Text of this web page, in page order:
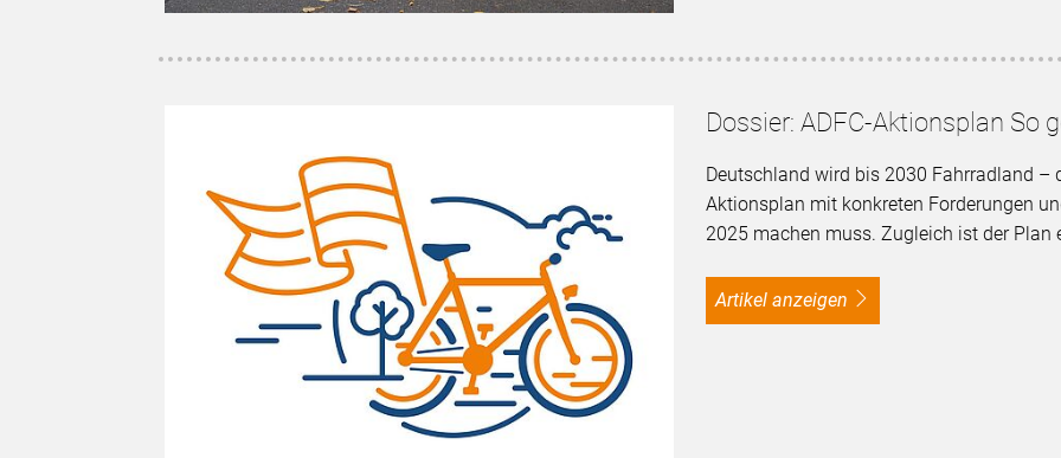
Dossier: ADFC-Aktionsplan So
Deutschland wird bis 2030 Fahrradland –
Aktionsplan mit konkreten Forderungen
2025 machen muss. Zugleich ist der
Artikel anzeigen